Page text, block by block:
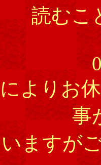
読むこ
よりお
事
ますが